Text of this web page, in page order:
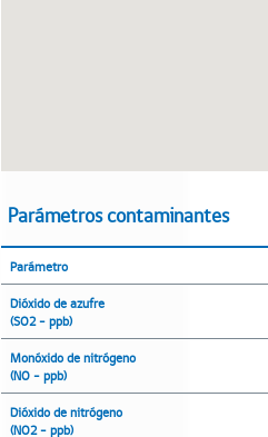
Parámetros contaminantes
Parámetro
Dióxido de azufre
(SO2 - ppb)
Monóxido de nitrógeno
(NO - ppb)
Dióxido de nitrógeno
(NO2 - ppb)